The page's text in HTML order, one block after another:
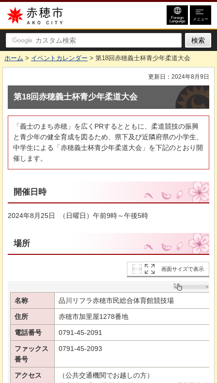
赤穂市
Foreign
Language メニュー
ホーム > イベントカレンダー > 第18回赤穂義士杯青少年柔道大会
更新日：2024年8月9日
第18回赤穂義士杯青少年柔道大会
「義士のまち赤穂」を広くPRするとともに、柔道競技の振興
と青少年の健全育成を図るため、県下及び近隣府県の小学生、
中学生による「赤穂義士杯青少年柔道大会」を下記のとおり開
催します。
開催日時
2024年8月25日 （日曜日）午前9時～午後5時
場所
画面サイズで表示
名称 品川リフラ赤穂市民総合体育館競技場
住所 赤穂市加里屋1278番地
電話番号 0791-45-2091
ファックス
番号
0791-45-2093
アクセス
（公共交通機関でお越しの方）